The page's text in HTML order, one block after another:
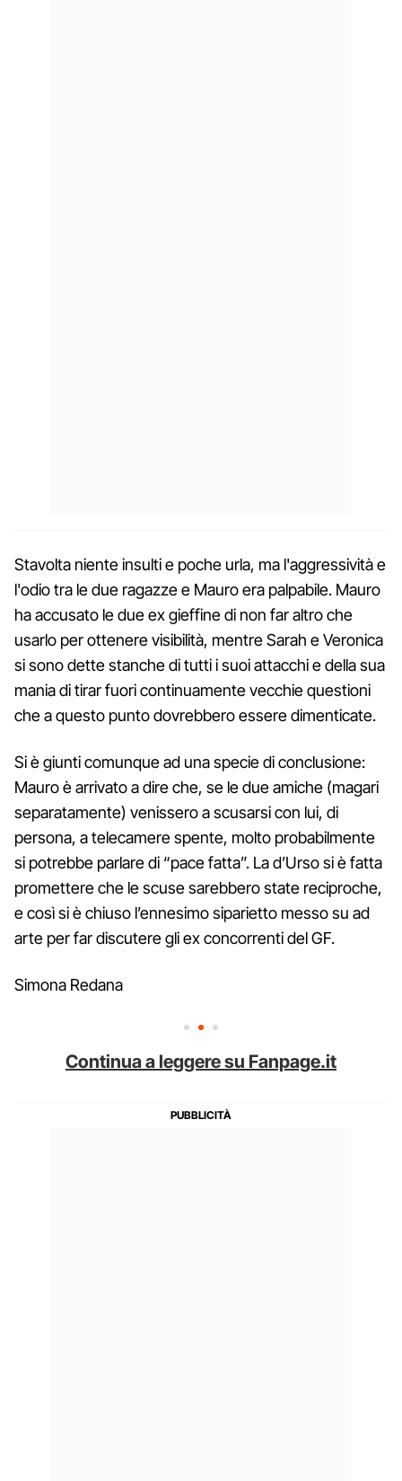
Stavolta niente insulti e poche urla, ma l'aggressività e
l'odio tra le due ragazze e Mauro era palpabile. Mauro
ha accusato le due ex gieffine di non far altro che
usarlo per ottenere visibilità, mentre Sarah e Veronica
si sono dette stanche di tutti i suoi attacchi e della sua
mania di tirar fuori continuamente vecchie questioni
che a questo punto dovrebbero essere dimenticate.
Si è giunti comunque ad una specie di conclusione:
Mauro è arrivato a dire che, se le due amiche (magari
separatamente) venissero a scusarsi con lui, di
persona, a telecamere spente, molto probabilmente
si potrebbe parlare di “pace fatta”. La d’Urso si è fatta
promettere che le scuse sarebbero state reciproche,
e così si è chiuso l’ennesimo siparietto messo su ad
arte per far discutere gli ex concorrenti del GF.
Simona Redana
Continua a leggere su Fanpage.it